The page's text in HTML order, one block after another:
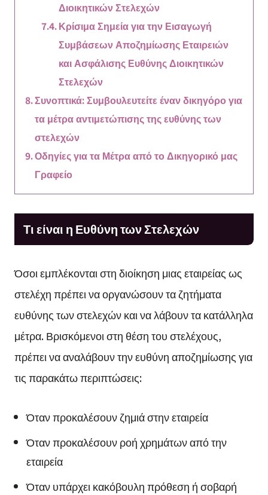
Διοικητικών Στελεχών
Κρίσιμα Σημεία για την Εισαγωγή
Συμβάσεων Αποζημίωσης Εταιρειών
και Ασφάλισης Ευθύνης Διοικητικών
Στελεχών
Συνοπτικά: Συμβουλευτείτε έναν δικηγόρο για
τα μέτρα αντιμετώπισης της ευθύνης των
στελεχών
Οδηγίες για τα Μέτρα από το Δικηγορικό μας
Γραφείο
Τι είναι η Ευθύνη των Στελεχών
Όσοι εμπλέκονται στη διοίκηση μιας εταιρείας ως
στελέχη πρέπει να οργανώσουν τα ζητήματα
ευθύνης των στελεχών και να λάβουν τα κατάλληλα
μέτρα. Βρισκόμενοι στη θέση του στελέχους,
πρέπει να αναλάβουν την ευθύνη αποζημίωσης για
τις παρακάτω περιπτώσεις:
Όταν προκαλέσουν ζημιά στην εταιρεία
Όταν προκαλέσουν ροή χρημάτων από την
εταιρεία
Όταν υπάρχει κακόβουλη πρόθεση ή σοβαρή